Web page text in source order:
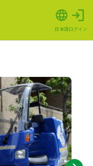
日本語ログイン